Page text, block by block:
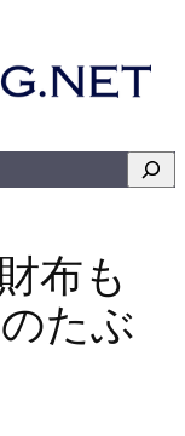
布も
たぶ